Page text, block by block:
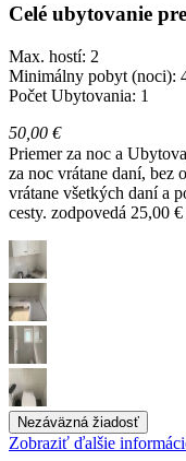
Celé ubytovanie
Max. hostí: 2
Minimálny pobyt (noci):
Počet Ubytovania: 1
50,00 €
Priemer za noc a
za noc vrátane daní, bez
vrátane všetkých daní a
cesty. zodpovedá 25,00
Nezáväzná žiadosť
Zobraziť ďalšie